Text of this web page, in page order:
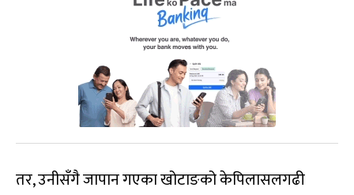
तर, उनीसँगै जापान गएका खोटाङको केपिलासलगढी